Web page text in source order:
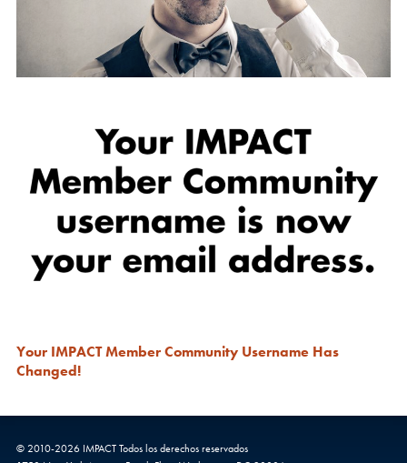
Your IMPACT Member Community Username Has
Changed!
© 2010-2026 IMPACTTodos los derechos reservados